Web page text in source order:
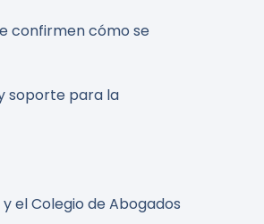
confirmen cómo se
soporte para la
el Colegio de Abogados